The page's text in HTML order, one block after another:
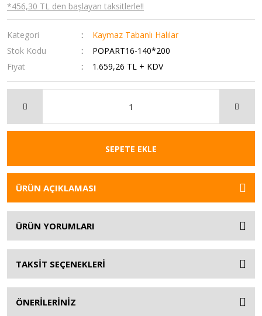
*456,30 TL den başlayan taksitlerle!!
Kategori
Kaymaz Tabanlı Halılar
Stok Kodu
POPART16-140*200
Fiyat
1.659,26 TL + KDV
SEPETE EKLE
ÜRÜN AÇIKLAMASI
ÜRÜN YORUMLARI
TAKSİT SEÇENEKLERİ
ÖNERİLERİNİZ